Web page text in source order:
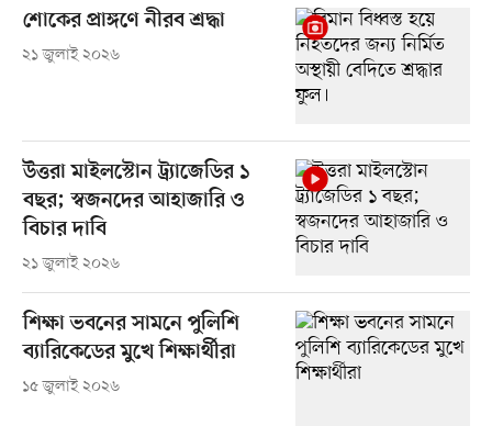
শোকের প্রাঙ্গণে নীরব শ্রদ্ধা
২১ জুলাই ২০২৬
উত্তরা মাইলস্টোন ট্র্যাজেডির ১
বছর; স্বজনদের আহাজারি ও
বিচার দাবি
২১ জুলাই ২০২৬
শিক্ষা ভবনের সামনে পুলিশি
ব্যারিকেডের মুখে শিক্ষার্থীরা
১৫ জুলাই ২০২৬